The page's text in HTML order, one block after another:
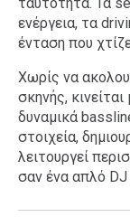
ενέργεια, τα
ένταση που
Χωρίς να
σκηνής,
δυναμικά
στοιχεία,
λειτουργεί
σαν ένα απλό DJ